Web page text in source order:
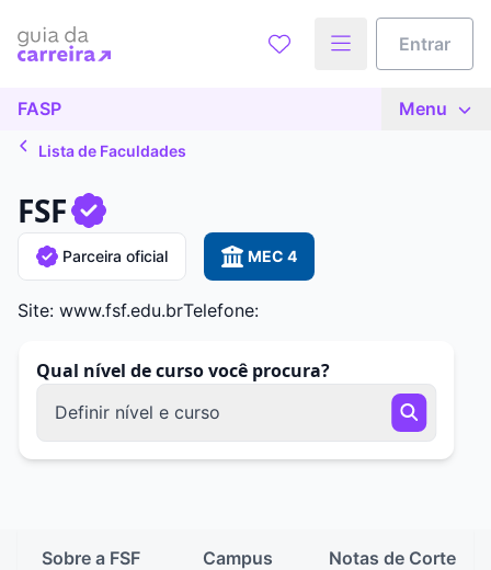
Entrar
FASP Menu
Lista de Faculdades
FSF
Parceira oficial MEC 4
Site: www.fsf.edu.brTelefone:
Qual nível de curso você procura?
Definir nível e curso
Sobre a FSF Campus Notas de Corte